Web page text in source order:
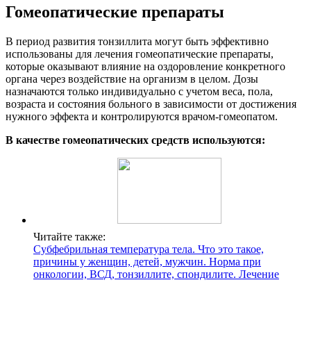
Гомеопатические препараты
В период развития тонзиллита могут быть эффективно
использованы для лечения гомеопатические препараты,
которые оказывают влияние на оздоровление конкретного
органа через воздействие на организм в целом. Дозы
назначаются только индивидуально с учетом веса, пола,
возраста и состояния больного в зависимости от достижения
нужного эффекта и контролируются врачом-гомеопатом.
В качестве гомеопатических средств используются:
Читайте также:
Субфебрильная температура тела. Что это такое,
причины у женщин, детей, мужчин. Норма при
онкологии, ВСД, тонзиллите, спондилите. Лечение